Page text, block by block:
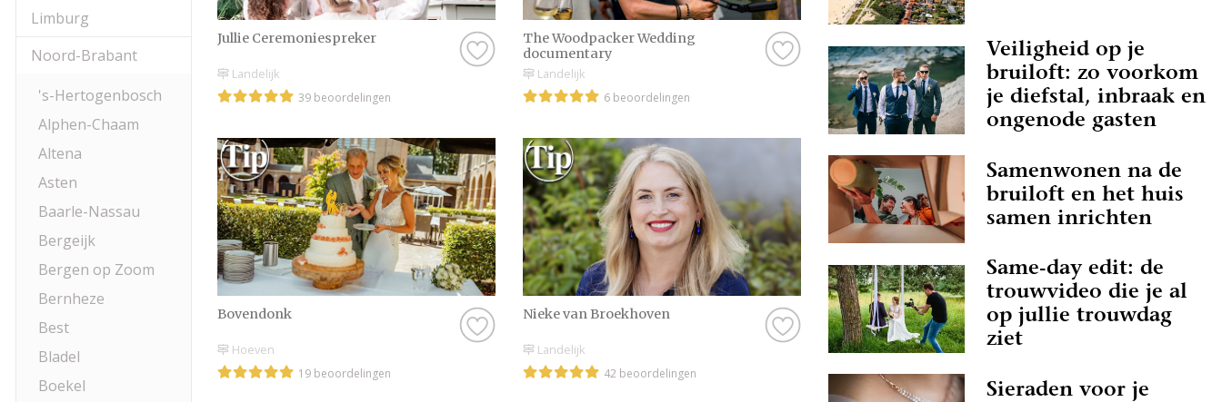
Limburg
Noord-Brabant
's-Hertogenbosch
Alphen-Chaam
Altena
Asten
Baarle-Nassau
Bergeijk
Bergen op Zoom
Bernheze
Best
Bladel
Boekel
Jullie Ceremoniespreker
Landelijk
39 beoordelingen
The Woodpacker Wedding
documentary
Landelijk
6 beoordelingen
Bovendonk
Hoeven
19 beoordelingen
Nieke van Broekhoven
Landelijk
42 beoordelingen
Veiligheid op je
bruiloft: zo voorkom
je diefstal, inbraak en
ongenode gasten
Samenwonen na de
bruiloft en het huis
samen inrichten
Same-day edit: de
trouwvideo die je al
op jullie trouwdag
ziet
Sieraden voor je